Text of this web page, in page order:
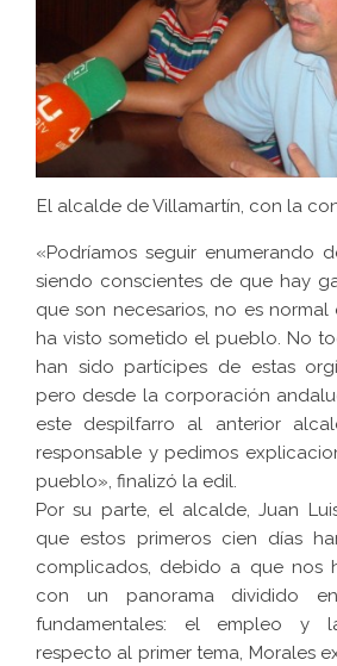
El alcalde de Villamartín, con la
«Podríamos seguir enumerando
siendo conscientes de que hay
que son necesarios, no es
ha visto sometido el pueblo. No
han sido partícipes de estas
pero desde la corporación
este despilfarro al anterior
responsable y pedimos
pueblo», finalizó la edil.
Por su parte, el alcalde, Juan
que estos primeros cien días
complicados, debido a que nos
con un panorama dividido
fundamentales: el empleo y
respecto al primer tema, Morales